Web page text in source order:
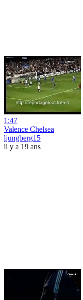
1:47
Valence Chelsea
ljungberg15
il y a 19 ans